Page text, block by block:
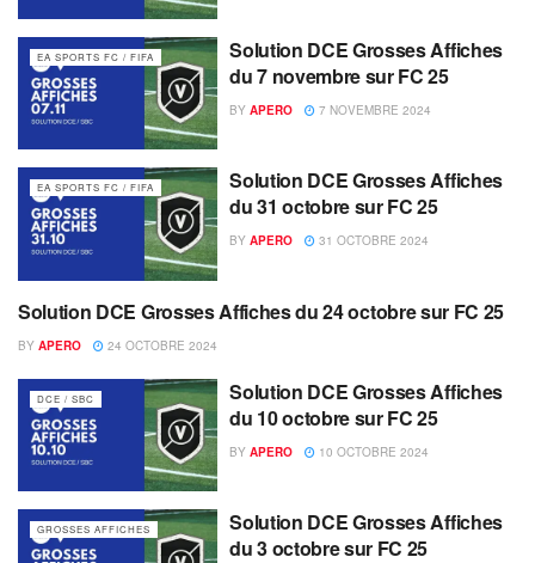
EA SPORTS FC / FIFA
Solution DCE Grosses Affiches
du 7 novembre sur FC 25
BY APERO 7 NOVEMBRE 2024
EA SPORTS FC / FIFA
Solution DCE Grosses Affiches
du 31 octobre sur FC 25
BY APERO 31 OCTOBRE 2024
EA SPORTS FC / FIFA
Solution DCE Grosses Affiches du 24 octobre sur FC 25
BY APERO 24 OCTOBRE 2024
DCE / SBC
Solution DCE Grosses Affiches
du 10 octobre sur FC 25
BY APERO 10 OCTOBRE 2024
GROSSES AFFICHES
Solution DCE Grosses Affiches
du 3 octobre sur FC 25